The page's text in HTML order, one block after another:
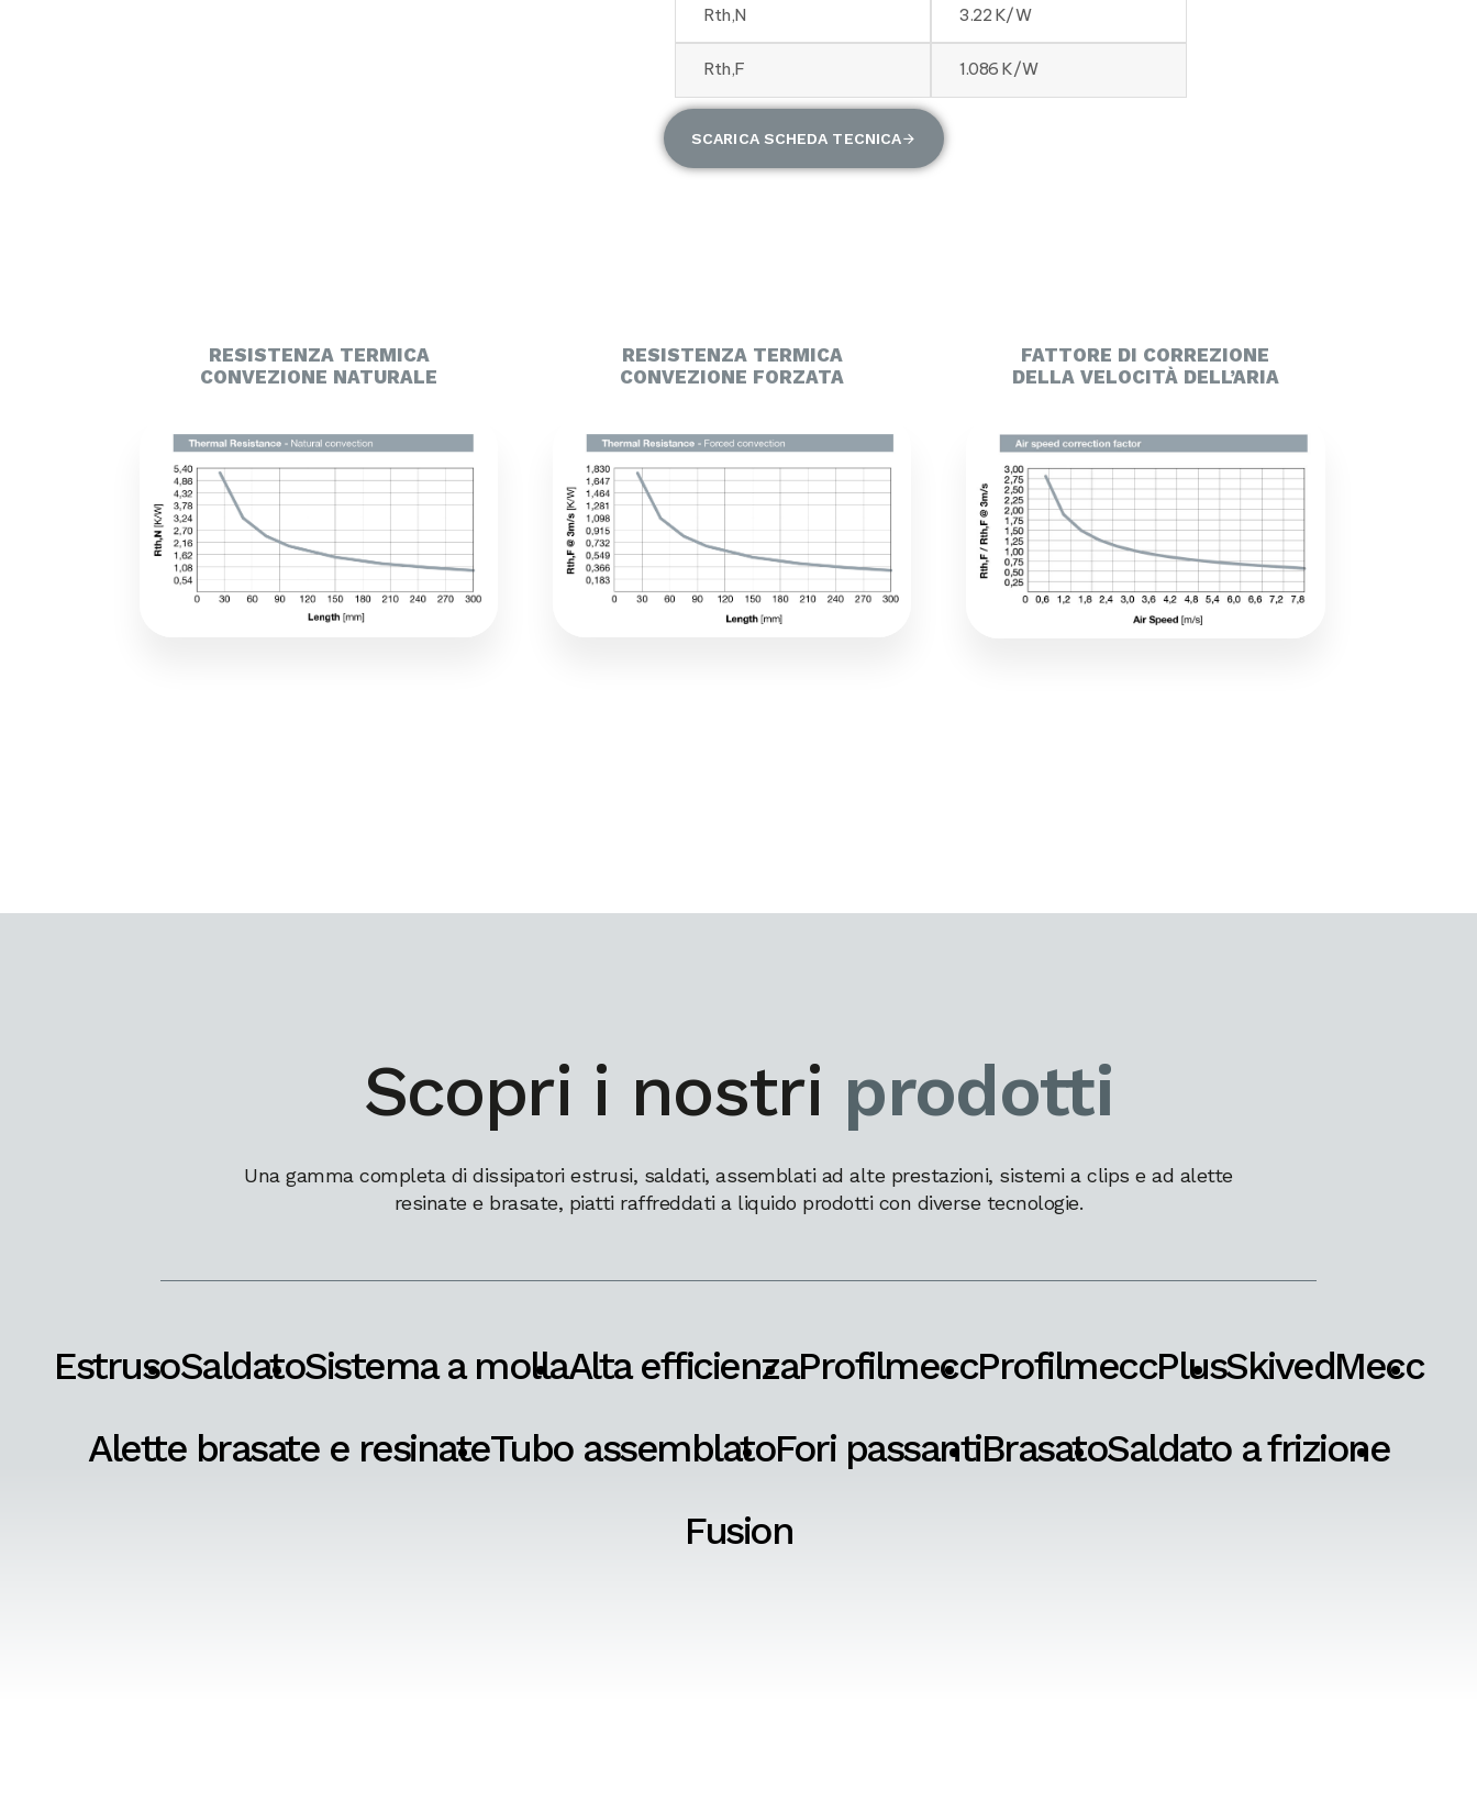
Rth,N 3.22 K/W
Rth,F 1.086 K/W
SCARICA SCHEDA TECNICA
RESISTENZA TERMICA
CONVEZIONE NATURALE
RESISTENZA TERMICA
CONVEZIONE FORZATA
FATTORE DI CORREZIONE
DELLA VELOCITÀ DELL’ARIA
Scopri i nostri prodotti
Una gamma completa di dissipatori estrusi, saldati, assemblati ad alte prestazioni, sistemi a clips e ad alette
resinate e brasate, piatti raffreddati a liquido prodotti con diverse tecnologie.
EstrusoSaldatoSistema a mollaAlta efficienzaProfilmeccProfilmeccPlusSkivedMecc
Alette brasate e resinateTubo assemblatoFori passantiBrasatoSaldato a frizione
Fusion